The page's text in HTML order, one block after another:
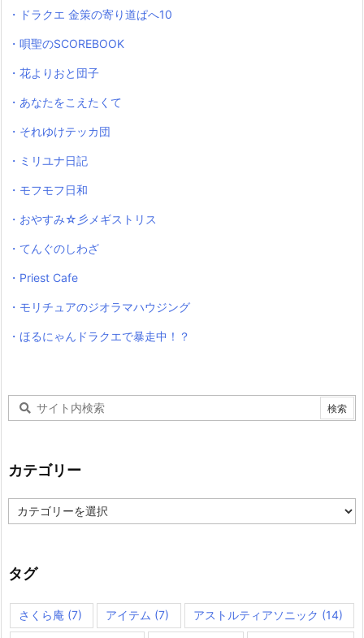
・ドラクエ 金策の寄り道ぱへ10
・唄聖のSCOREBOOK
・花よりおと団子
・あなたをこえたくて
・それゆけテッカ団
・ミリユナ日記
・モフモフ日和
・おやすみ☆彡メギストリス
・てんぐのしわざ
・Priest Cafe
・モリチュアのジオラマハウジング
・ほるにゃんドラクエで暴走中！？
カテゴリー
テ
ー
タグ
さくら庵 (7) アイテム (7) アストルティアソニック (14)